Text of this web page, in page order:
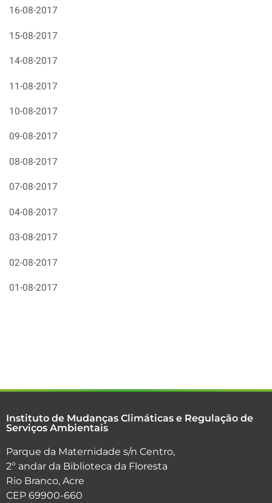
16-08-2017
15-08-2017
14-08-2017
11-08-2017
10-08-2017
09-08-2017
08-08-2017
07-08-2017
04-08-2017
03-08-2017
02-08-2017
01-08-2017
Instituto de Mudanças Climáticas e Regulação de
Serviços Ambientais
Parque da Maternidade s/n Centro,
2º andar da Biblioteca da Floresta
Rio Branco, Acre
CEP 69900-660